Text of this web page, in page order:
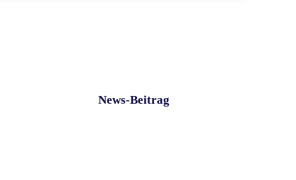
News-Beitrag